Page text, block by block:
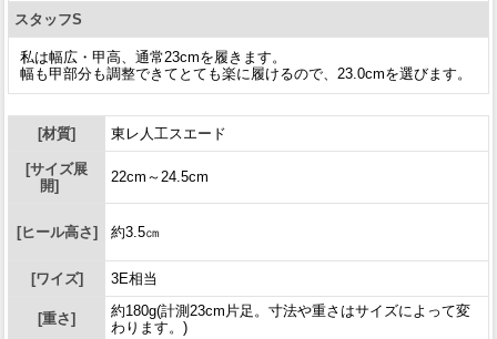
スタッフS
私は幅広・甲高、通常23cmを履きます。
幅も甲部分も調整できてとても楽に履けるので、23.0cmを選びます。
[材質] 東レ人工スエード
[サイズ展
開]
22cm～24.5cm
[ヒール高さ] 約3.5㎝
[ワイズ] 3E相当
[重さ]
約180g(計測23cm片足。寸法や重さはサイズによって変
わります。)